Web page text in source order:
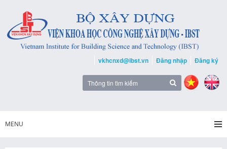
vkhcnxd@ibst.vn Đăng nhập Đăng ký
MENU